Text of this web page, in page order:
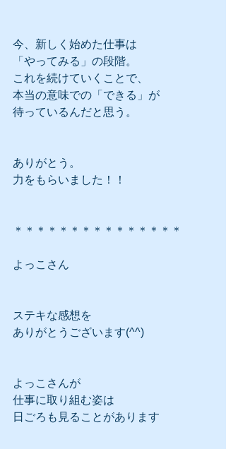
今、新しく始めた仕事は
「やってみる」の段階。
これを続けていくことで、
本当の意味での「できる」が
待っているんだと思う。
ありがとう。
力をもらいました！！
＊＊＊＊＊＊＊＊＊＊＊＊＊＊＊
よっこさん
ステキな感想を
ありがとうございます(^^)
よっこさんが
仕事に取り組む姿は
日ごろも見ることがあります